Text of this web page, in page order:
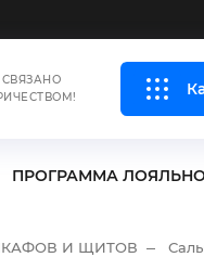
СВЯЗАНО
ПРОГРАММА
И ЩИТОВ